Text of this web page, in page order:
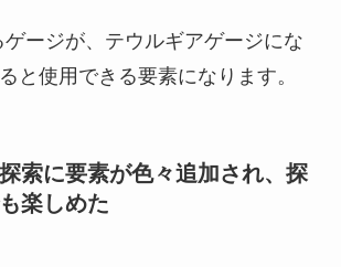
ージが、テウルギアゲージにな
と使用できる要素になります。
索に要素が色々追加され、探
楽しめた